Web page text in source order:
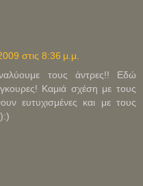
στις 8:36 μ.μ.
τους άντρες!! Εδώ
Καμιά σχέση με τους
ευτυχισμένες και με τους